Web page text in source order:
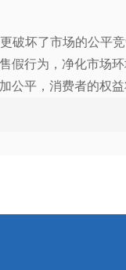
破坏了市场的公平
假行为，净化市场
平，消费者的权益